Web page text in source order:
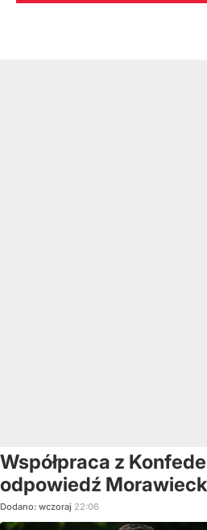
Współpraca z
odpowiedź
Dodano: wczoraj 22:06